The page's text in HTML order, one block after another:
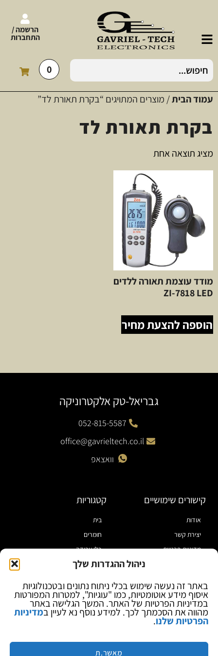
ניהול ההגדרות שלך
באתר זה נעשה שימוש בכלי ניתוח נתונים ובטכנולוגיות
איסוף מידע אוטומטיות, כמו "עוגיות", למטרות המפורטות
במדיניות הפרטיות של האתר. המשך הגלישה באתר
מהווה את הסכמתך לכך. למידע נוסף נא לעיין במדיניות
הפרטיות שלנו.
מאשר.ת
הרשמה /
התחברות
0
עמוד הבית/ מוצרים המתויגים “בקרת תאורת לד”
בקרת תאורת לד
מציג תוצאה אחת
מודד עוצמת תאורה ללדים
ZI-7818 LED
הוספה להצעת מחיר
גבריאל-טק אלקטרוניקה
052-815-5587
office@gavrieltech.co.il
וואצאפ
קישורים שימושיים
אודות
יצירת קשר
מדיניות פרטיות
בלוג
קטגוריות
בית
חומרים
כלי עבודה
מוצרי הלחמה
ספקי כח ומודדים
ציוד אופטי להגדלה
מותגים